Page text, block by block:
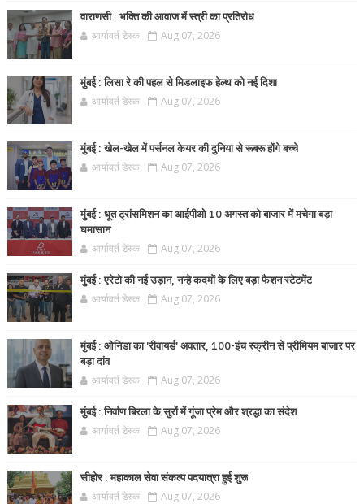
वाराणसी : भक्ति की आवाज में स्त्री का प्रतिरोध
आर्यावर्त डेस्क Aug 07, 2026
मुंबई : लिसा रे की पहल से मिडलाइफ हेल्थ को नई दिशा
आर्यावर्त डेस्क Aug 07, 2026
मुंबई : खेल-खेल में पर्सनल केयर की दुनिया से रूबरू होंगे बच्चे
आर्यावर्त डेस्क Aug 07, 2026
मुंबई : धूत ट्रांसमिशन का आईपीओ 10 अगस्त को बाजार में मचेगा बड़ा
घमासान
आर्यावर्त डेस्क Aug 07, 2026
मुंबई : एरेटो की नई उड़ान, नन्हे कदमों के लिए बड़ा फैशन स्टेटमेंट
आर्यावर्त डेस्क Aug 07, 2026
मुंबई : ओनिडा का 'रीवायर्ड’ अवतार, 100-इंच स्क्रीन से प्रीमियम बाजार पर
बड़ा दांव
आर्यावर्त डेस्क Aug 07, 2026
मुंबई : निर्वाण बिरला के सुरों में गूंजा प्रेम और श्रद्धा का संदेश
आर्यावर्त डेस्क Aug 07, 2026
सीहोर : महाकाल सेवा संकल्प पदयात्रा हुई शुरू
आर्यावर्त डेस्क Aug 07, 2026